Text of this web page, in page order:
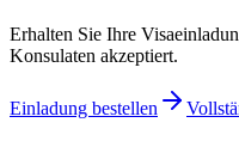
Erhalten Sie Ihre
Konsulaten akzeptiert.
Einladung bestellen